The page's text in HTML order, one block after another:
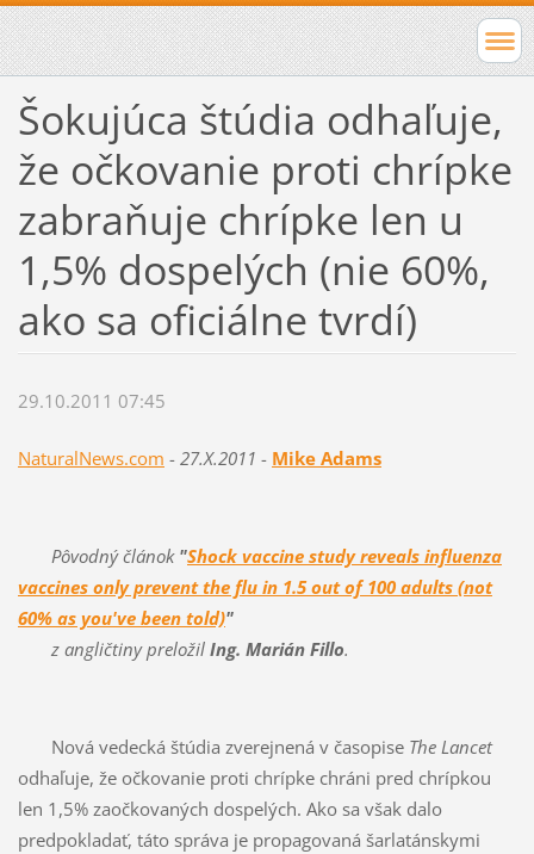
Šokujúca štúdia odhaľuje,
že očkovanie proti chrípke
zabraňuje chrípke len u
1,5% dospelých (nie 60%,
ako sa oficiálne tvrdí)
29.10.2011 07:45
NaturalNews.com - 27.X.2011 - Mike Adams
Pôvodný článok "Shock vaccine study reveals influenza
vaccines only prevent the flu in 1.5 out of 100 adults (not
60% as you've been told)"
z angličtiny preložil Ing. Marián Fillo.
Nová vedecká štúdia zverejnená v časopise The Lancet
odhaľuje, že očkovanie proti chrípke chráni pred chrípkou
len 1,5% zaočkovaných dospelých. Ako sa však dalo
predpokladať, táto správa je propagovaná šarlatánskymi